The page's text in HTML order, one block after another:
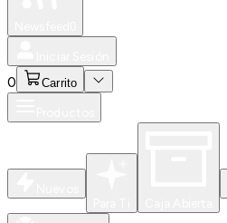
0 Carrito